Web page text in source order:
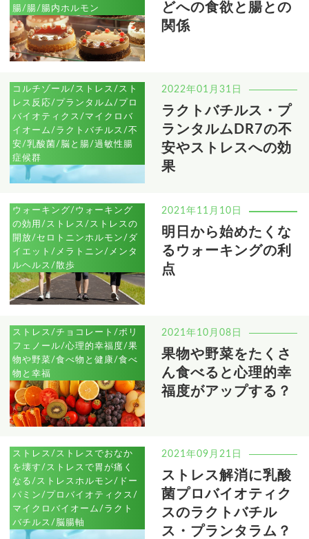
腸/腸/腸内ホルモン
どへの食欲と腸との
関係
コルチゾール/ストレス/スト
レス反応/プランタルム/プロ
バイオティクス/マイクロバ
イオーム/ラクトバチルス/不
安/乳酸菌/脳と腸/過敏性腸
症候群
2022年01月31日
ラクトバチルス・プ
ランタルムDR7の不
安やストレスへの効
果
ウォーキング/ウォーキング
の効用/ストレス/ストレスの
開放/セロトニンホルモン/ダ
イエット/メラトニン/メンタ
ルヘルス/散歩
2021年11月10日
明日から始めたくな
るウォーキングの利
点
ストレス/チョコレート/ポリ
フェノール/心理的幸福度/果
物や野菜/食べ物と健康/食べ
物と幸福
2021年10月08日
果物や野菜をたくさ
ん食べると心理的幸
福度がアップする？
ストレス/ストレスでおなか
を壊す/ストレスで胃が痛く
なる/ストレスホルモン/ドー
パミン/プロバイオティクス/
マイクロバイオーム/ラクト
バチルス/脳腸軸
2021年09月21日
ストレス解消に乳酸
菌プロバイオティク
スのラクトバチル
ス・プランタラム？